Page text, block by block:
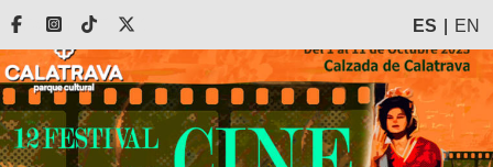
Saltar
contenido
FacebookInstagram
Tiktok ES EN